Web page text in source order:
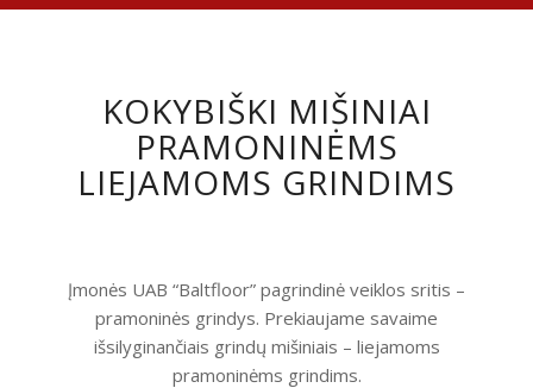
KOKYBIŠKI MIŠINIAI
PRAMONINĖMS
LIEJAMOMS GRINDIMS
Įmonės UAB “Baltfloor” pagrindinė veiklos sritis –
pramoninės grindys. Prekiaujame savaime
išsilyginančiais grindų mišiniais – liejamoms
pramoninėms grindims.